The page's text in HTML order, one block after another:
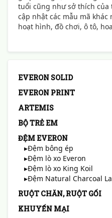
tuổi cũng như sở thích của
cập nhật các mẫu mã
hoạt hình, đồ chơi, ô tô,
EVERON SOLID
EVERON PRINT
ARTEMIS
BỘ TRẺ EM
ĐỆM EVERON
▸Đệm bông ép
▸Đệm lò xo Everon
▸Đệm lò xo King Koil
▸Đệm Natural Charcoal
RUỘT CHĂN, RUỘT GỐI
KHUYẾN MẠI